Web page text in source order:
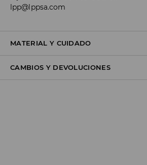
lpp@lppsa.com
MATERIAL Y CUIDADO
1º TELA: 100% POLIÉSTER
1º FORRO: 100% POLIÉSTER
CAMBIOS Y DEVOLUCIONES